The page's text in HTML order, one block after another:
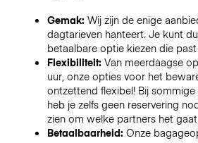
Gemak: Wij zijn de enige
dagtarieven hanteert. Je kunt
betaalbare optie kiezen die
Flexibiliteit: Van meerdaagse
uur, onze opties voor het
ontzettend flexibel! Bij
heb je zelfs geen reservering
zien om welke partners het
Betaalbaarheid: Onze